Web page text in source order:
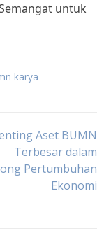
untuk
karya
Aset BUMN
Terbesar dalam
Pertumbuhan
Ekonomi